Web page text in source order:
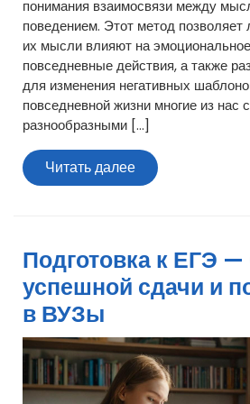
понимания взаимосвязи между
поведением. Этот метод позволяет
их мысли влияют на
повседневные действия, а также
для изменения негативных
повседневной жизни многие из нас
разнообразными […]
Читать далееЧитать
далее
Подготовка к ЕГЭ
успешной сдачи и
в ВУЗы